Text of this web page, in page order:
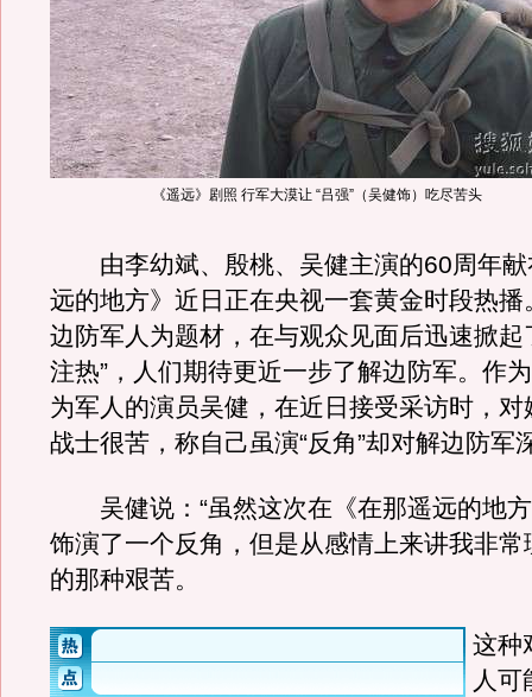
《遥远》剧照 行军大漠让 “吕强”（吴健饰）吃尽苦头
由李幼斌、殷桃、吴健主演的60周年献
远的地方》近日正在央视一套黄金时段热播
边防军人为题材，在与观众见面后迅速掀起
注热”，人们期待更近一步了解边防军。作
为军人的演员吴健，在近日接受采访时，对
战士很苦，称自己虽演“反角”却对解边防军
吴健说：“虽然这次在《在那遥远的地
饰演了一个反角，但是从感情上来讲我非常
的那种艰苦。
这种
人可